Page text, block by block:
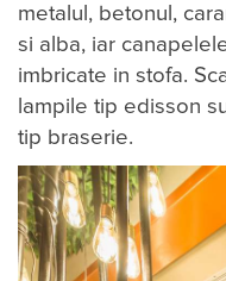
metalul, betonul,
si alba, iar
imbricate in stofa.
lampile tip edisson
tip braserie.